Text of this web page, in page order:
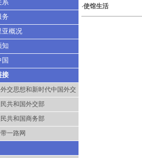
系
务
亚概况
知
国
接
交思想和新时代中国外交
共和国外交部
共和国商务部
一路网
·使馆生活